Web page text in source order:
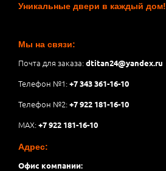
Уникальные двери в каждый дом!
Мы на связи:
Почта для заказа:dtitan24@yandex.ru
Телефон №1:+7 343 361-16-10
Телефон №2:+7 922 181-16-10
MAX:+7 922 181-16-10
Адрес:
Офис компании: